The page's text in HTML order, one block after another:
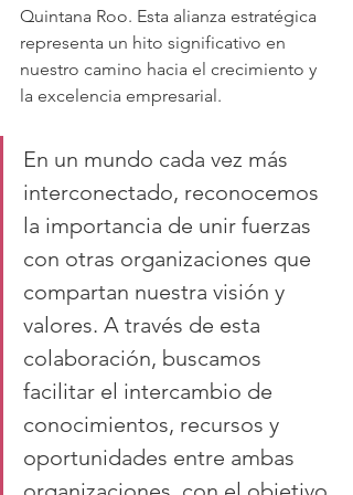
Quintana Roo. Esta alianza estratégica
representa un hito significativo en
nuestro camino hacia el crecimiento y
la excelencia empresarial.
En un mundo cada vez más
interconectado, reconocemos
la importancia de unir fuerzas
con otras organizaciones que
compartan nuestra visión y
valores. A través de esta
colaboración, buscamos
facilitar el intercambio de
conocimientos, recursos y
oportunidades entre ambas